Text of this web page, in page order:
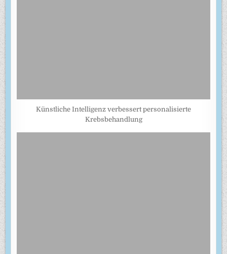
Künstliche Intelligenz verbessert personalisierte
Krebsbehandlung